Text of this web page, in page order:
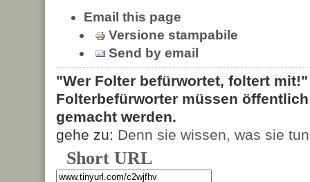
Email this page
Versione stampabile
Send by email
"Wer Folter befürwortet, foltert
Folterbefürworter müssen
gemacht werden.
gehe zu: Denn sie wissen, was sie tun
Short URL